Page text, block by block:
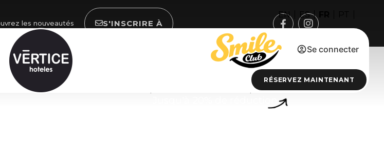
EN ES
Se connecter
RÉSERVEZ MAINTENANT
les nouveautés S'INSCRIRE À
Vértice Indalo Almería
Vértice Chipiona Mar